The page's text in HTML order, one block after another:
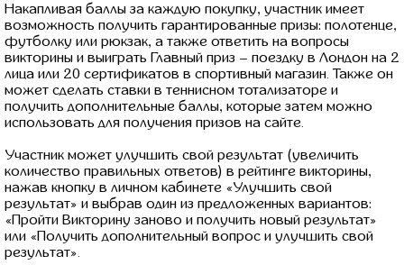
Накапливая баллы за каждую покупку, участник имеет
возможность получить гарантированные призы: полотенце,
футболку или рюкзак, а также ответить на вопросы
викторины и выиграть Главный приз – поездку в Лондон на 2
лица или 20 сертификатов в спортивный магазин. Также он
может сделать ставки в теннисном тотализаторе и
получить дополнительные баллы, которые затем можно
использовать для получения призов на сайте.
Участник может улучшить свой результат (увеличить
количество правильных ответов) в рейтинге викторины,
нажав кнопку в личном кабинете «Улучшить свой
результат» и выбрав один из предложенных вариантов:
«Пройти Викторину заново и получить новый результат»
или «Получить дополнительный вопрос и улучшить свой
результат».